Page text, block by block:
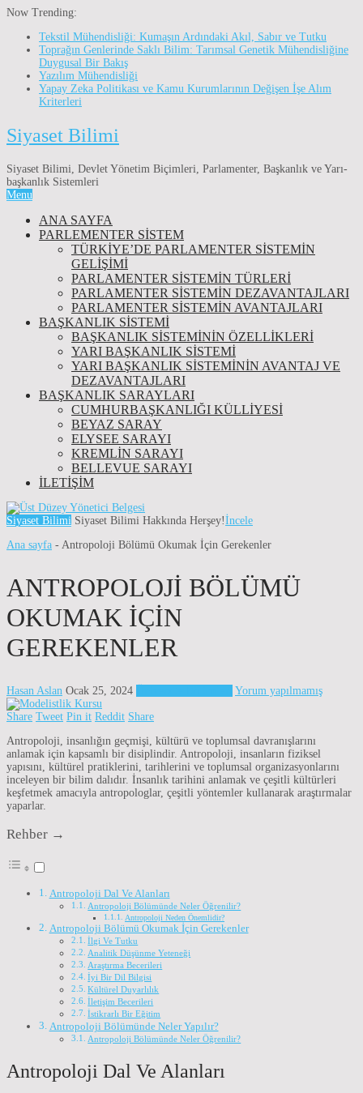
Now Trending:
Tekstil Mühendisliği: Kumaşın Ardındaki Akıl, Sabır ve Tutku
Toprağın Genlerinde Saklı Bilim: Tarımsal Genetik Mühendisliğine
Duygusal Bir Bakış
Yazılım Mühendisliği
Yapay Zeka Politikası ve Kamu Kurumlarının Değişen İşe Alım
Kriterleri
Siyaset Bilimi
Siyaset Bilimi, Devlet Yönetim Biçimleri, Parlamenter, Başkanlık ve Yarı-
başkanlık Sistemleri
Menu
ANA SAYFA
PARLEMENTER SİSTEM
TÜRKIYE’DE PARLAMENTER SISTEMIN
GELIŞIMI
PARLAMENTER SİSTEMİN TÜRLERİ
PARLAMENTER SİSTEMİN DEZAVANTAJLARI
PARLAMENTER SİSTEMİN AVANTAJLARI
BAŞKANLIK SİSTEMİ
BAŞKANLIK SISTEMININ ÖZELLIKLERI
YARI BAŞKANLIK SISTEMI
YARI BAŞKANLIK SISTEMININ AVANTAJ VE
DEZAVANTAJLARI
BAŞKANLIK SARAYLARI
CUMHURBAŞKANLIĞI KÜLLİYESİ
BEYAZ SARAY
ELYSEE SARAYI
KREMLIN SARAYI
BELLEVUE SARAYI
İLETIŞIM
Siyaset Bilimi Siyaset Bilimi Hakkında Herşey!İncele
Ana sayfa - Antropoloji Bölümü Okumak İçin Gerekenler
ANTROPOLOJI BÖLÜMÜ
OKUMAK İÇIN
GEREKENLER
Hasan Aslan Ocak 25, 2024 Yorum yapılmamış
Share Tweet Pin it Reddit Share
Antropoloji, insanlığın geçmişi, kültürü ve toplumsal davranışlarını
anlamak için kapsamlı bir disiplindir. Antropoloji, insanların fiziksel
yapısını, kültürel pratiklerini, tarihlerini ve toplumsal organizasyonlarını
inceleyen bir bilim dalıdır. İnsanlık tarihini anlamak ve çeşitli kültürleri
keşfetmek amacıyla antropologlar, çeşitli yöntemler kullanarak araştırmalar
yaparlar.
Rehber →
Antropoloji Dal Ve Alanları
Antropoloji Bölümünde Neler Öğrenilir?
Antropoloji Neden Önemlidir?
Antropoloji Bölümü Okumak İçin Gerekenler
İlgi Ve Tutku
Analitik Düşünme Yeteneği
Araştırma Becerileri
İyi Bir Dil Bilgisi
Kültürel Duyarlılık
İletişim Becerileri
İstikrarlı Bir Eğitim
Antropoloji Bölümünde Neler Yapılır?
Antropoloji Bölümünde Neler Öğrenilir?
Antropoloji Dal Ve Alanları